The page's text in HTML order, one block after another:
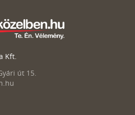
Kft.
út 15.